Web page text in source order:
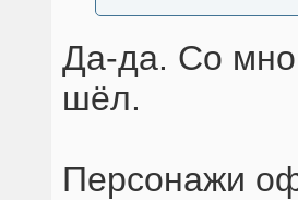
Да-да. Со
шёл.
Персонажи